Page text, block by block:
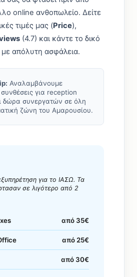
online ανθοπωλείο. Δείτε
τιμές μας (Price),
(4.7) και κάντε το δικό
με απόλυτη ασφάλεια.
Αναλαμβάνουμε
για reception
δώρα συνεργατών σε όλη
ζώνη του Αμαρουσίου.
για το ΙΑΣΩ. Τα
σε λιγότερο από 2
από 35€
από 25€
από 30€